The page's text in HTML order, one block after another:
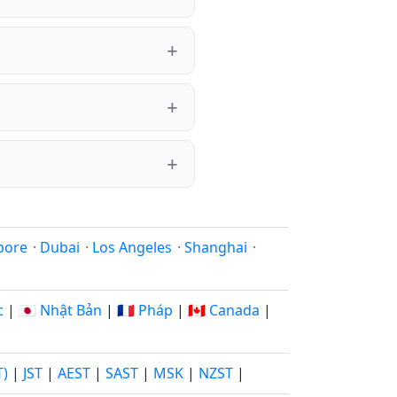
· Dubai · Los Angeles · Shanghai ·
| 🇯🇵 Nhật Bản | 🇫🇷 Pháp | 🇨🇦 Canada |
| JST | AEST | SAST | MSK | NZST |